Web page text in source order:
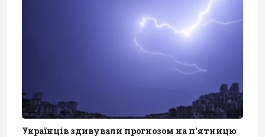
Українців здивували прогнозом на п'ятницю